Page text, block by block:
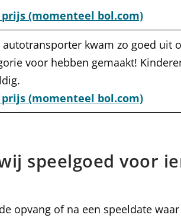
prijs (momenteel bol.com)
autotransporter kwam zo goed uit
voor hebben gemaakt!
prijs (momenteel bol.com)
speelgoed voor
opvang of na een speeldate